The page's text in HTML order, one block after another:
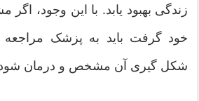
زندگی بهبود یابد. با این وجود،
خود گرفت باید به پزشک
شکل گیری آن مشخص و درمان